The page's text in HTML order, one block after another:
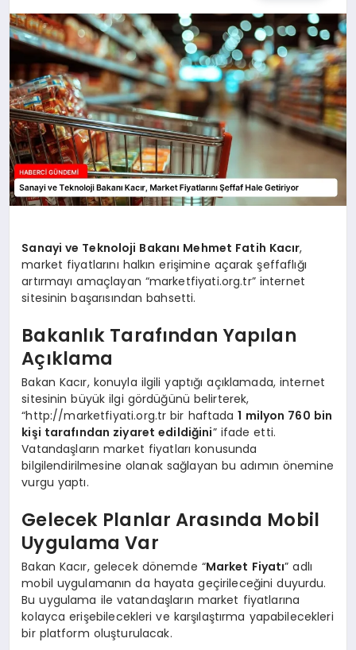
Sanayi ve Teknoloji Bakanı Mehmet Fatih Kacır,
market fiyatlarını halkın erişimine açarak şeffaflığı
artırmayı amaçlayan “marketfiyati.org.tr” internet
sitesinin başarısından bahsetti.
Bakanlık Tarafından Yapılan
Açıklama
Bakan Kacır, konuyla ilgili yaptığı açıklamada, internet
sitesinin büyük ilgi gördüğünü belirterek,
“http://marketfiyati.org.tr bir haftada1 milyon 760 bin
kişi tarafından ziyaret edildiğini” ifade etti.
Vatandaşların market fiyatları konusunda
bilgilendirilmesine olanak sağlayan bu adımın önemine
vurgu yaptı.
Gelecek Planlar Arasında Mobil
Uygulama Var
Bakan Kacır, gelecek dönemde “Market Fiyatı” adlı
mobil uygulamanın da hayata geçirileceğini duyurdu.
Bu uygulama ile vatandaşların market fiyatlarına
kolayca erişebilecekleri ve karşılaştırma yapabilecekleri
bir platform oluşturulacak.